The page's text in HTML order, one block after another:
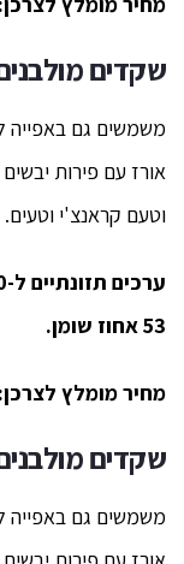
שקדים
משמשים גם באפייה
אורז עם פירות
וטעם קראנצ'י וטעים.
53 אחוז שומן.
מחיר מומלץ לצרכן: 21.90 עד 24.90 ש"ח.
שקדים
משמשים גם באפייה